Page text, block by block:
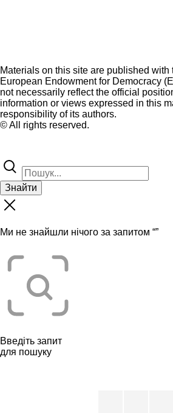
Materials on this site are published with
European Endowment for Democracy
not necessarily reflect the official
information or views expressed in this
responsibility of its authors.
© All rights reserved.
Знайти
Ми не знайшли нічого за запитом “”
Введіть запит
для пошуку